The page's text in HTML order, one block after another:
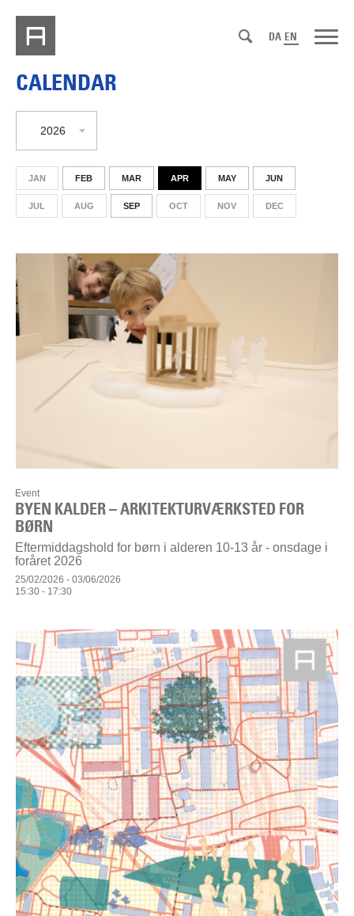
DA EN
CALENDAR
2026
JAN FEB MAR APR MAY JUN
JUL AUG SEP OCT NOV DEC
Event
BYEN KALDER – ARKITEKTURVÆRKSTED FOR
BØRN
Eftermiddagshold for børn i alderen 10-13 år - onsdage i
foråret 2026
25/02/2026 - 03/06/2026
15:30 - 17:30